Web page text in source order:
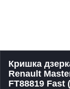
Кришка
Renault
FT88819 Fast